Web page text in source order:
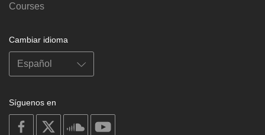
Courses
Cambiar idioma
Síguenos en
on
facebook
soundcloud